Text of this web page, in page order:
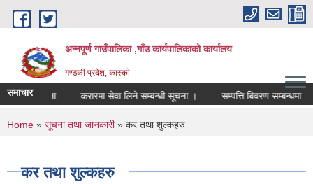
Skip to main content
अन्नपूर्ण गाउँपालिका ,गाँउ कार्यपालिकाको कार्यालय
गण्डकी प्रदेश, कास्की
समाचार
सूचना करारमा सेवा लिने सम्बन्धी सूचना । सम्पत्ति बिवरण सम्बन्धमा
You are here
Home » सूचना तथा जानकारी» कर तथा शुल्कहरु
कर तथा शुल्कहरु